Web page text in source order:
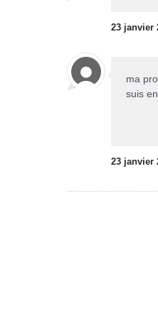
23 janvier
ma
suis
23 janvier